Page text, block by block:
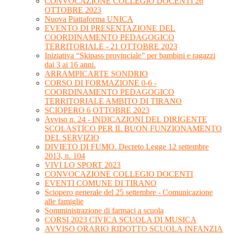
OTTOBRE 2023
Nuova Piattaforma UNICA
EVENTO DI PRESENTAZIONE DEL
COORDINAMENTO PEDAGOGICO
TERRITORIALE - 21 OTTOBRE 2023
Iniziativa “Skipass provinciale” per bambini e ragazzi
dai 3 ai 16 anni.
ARRAMPICARTE SONDRIO
CORSO DI FORMAZIONE 0-6 -
COORDINAMENTO PEDAGOGICO
TERRITORIALE AMBITO DI TIRANO
SCIOPERO 6 OTTOBRE 2023
Avviso n. 24 - INDICAZIONI DEL DIRIGENTE
SCOLASTICO PER IL BUON FUNZIONAMENTO
DEL SERVIZIO
DIVIETO DI FUMO. Decreto Legge 12 settembre
2013, n. 104
VIVI LO SPORT 2023
CONVOCAZIONE COLLEGIO DOCENTI
EVENTI COMUNE DI TIRANO
Sciopero generale del 25 settembre - Comunicazione
alle famiglie
Somministrazione di farmaci a scuola
CORSI 2023 CIVICA SCUOLA DI MUSICA
AVVISO ORARIO RIDOTTO SCUOLA INFANZIA